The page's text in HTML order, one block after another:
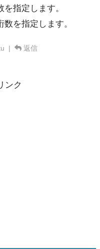
指定します。
を指定します。
| 返信
ンク